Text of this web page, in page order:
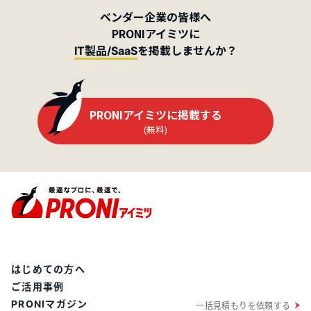
ベンダー企業の皆様へ
PRONIアイミツに
IT製品/SaaSを掲載しませんか？
PRONIアイミツに掲載する
(無料)
はじめての方へ
ご活用事例
PRONIマガジン
一括見積もりを依頼する